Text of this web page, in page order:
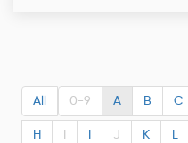
All 0-9 A B C
H J K L